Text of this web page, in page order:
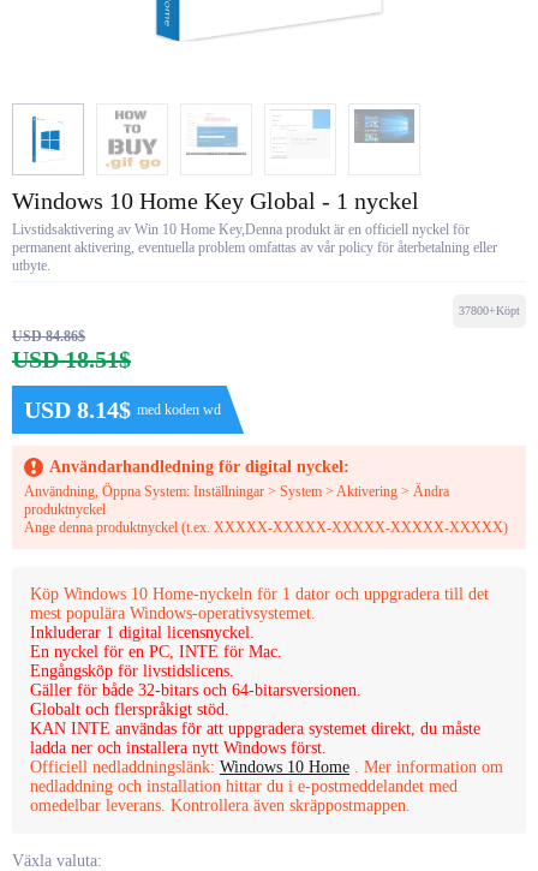
Windows 10 Home Key Global - 1 nyckel
Livstidsaktivering av Win 10 Home Key,Denna produkt är en officiell nyckel för
permanent aktivering, eventuella problem omfattas av vår policy för återbetalning eller
utbyte.
USD 84.86$
USD 18.51$
USD 8.14$ med koden wd
37800+Köpt
Användarhandledning för digital nyckel:
Användning, Öppna System: Inställningar > System > Aktivering > Ändra
produktnyckel
Ange denna produktnyckel (t.ex. XXXXX-XXXXX-XXXXX-XXXXX-XXXXX)
Köp Windows 10 Home-nyckeln för 1 dator och uppgradera till det
mest populära Windows-operativsystemet.
Inkluderar 1 digital licensnyckel.
En nyckel för en PC, INTE för Mac.
Engångsköp för livstidslicens.
Gäller för både 32-bitars och 64-bitarsversionen.
Globalt och flerspråkigt stöd.
KAN INTE användas för att uppgradera systemet direkt, du måste
ladda ner och installera nytt Windows först.
Officiell nedladdningslänk: Windows 10 Home . Mer information om
nedladdning och installation hittar du i e-postmeddelandet med
omedelbar leverans. Kontrollera även skräppostmappen.
Växla valuta: